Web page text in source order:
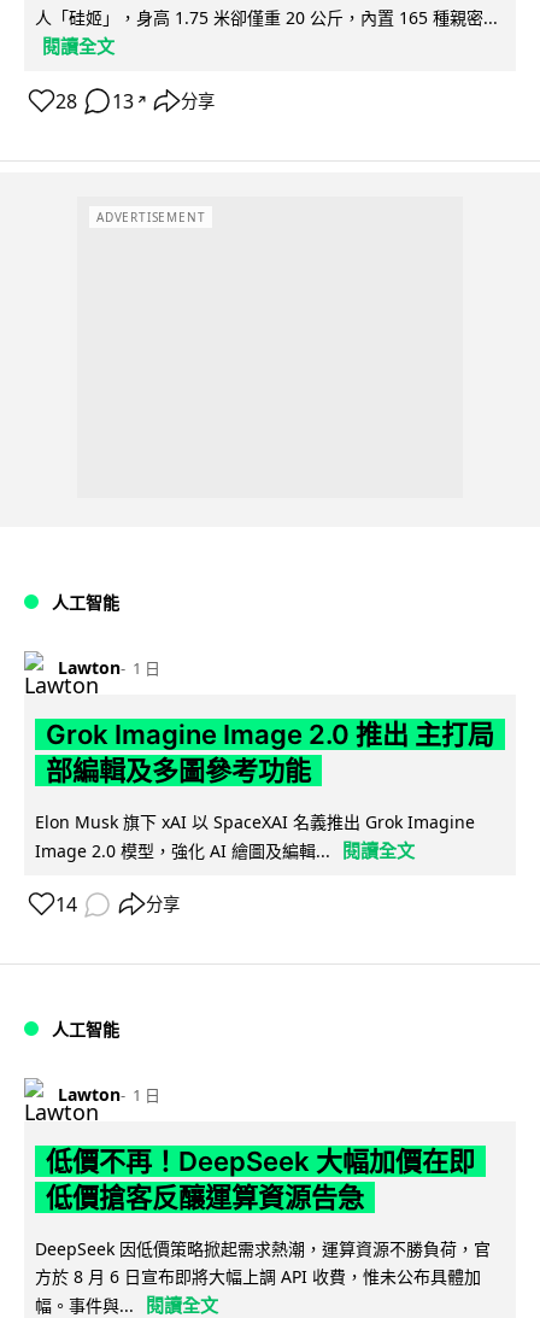
人「硅姬」，身高 1.75 米卻僅重 20 公斤，內置 165 種親密...
閱讀全文
28 13 ↗ 分享
ADVERTISEMENT
人工智能
Lawton 1 日
Grok Imagine Image 2.0 推出 主打局
部編輯及多圖參考功能
Elon Musk 旗下 xAI 以 SpaceXAI 名義推出 Grok Imagine
Image 2.0 模型，強化 AI 繪圖及編輯...
閱讀全文
14 分享
人工智能
Lawton 1 日
低價不再！DeepSeek 大幅加價在即
低價搶客反釀運算資源告急
DeepSeek 因低價策略掀起需求熱潮，運算資源不勝負荷，官
方於 8 月 6 日宣布即將大幅上調 API 收費，惟未公布具體加
幅。事件與...
閱讀全文